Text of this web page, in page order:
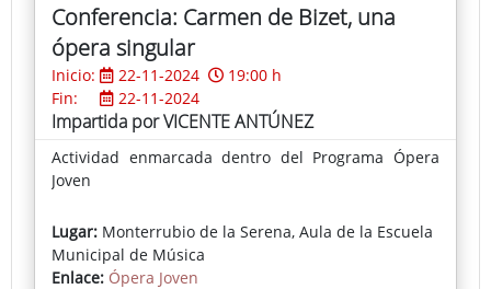
Conferencia: Carmen de Bizet, una
ópera singular
Inicio: 22-11-2024
19:00 h
Fin:
22-11-2024
Impartida por VICENTE ANTÚNEZ
Actividad enmarcada dentro del Programa Ópera
Joven
Lugar: Monterrubio de la Serena, Aula de la Escuela
Municipal de Música
Enlace: Ópera Joven